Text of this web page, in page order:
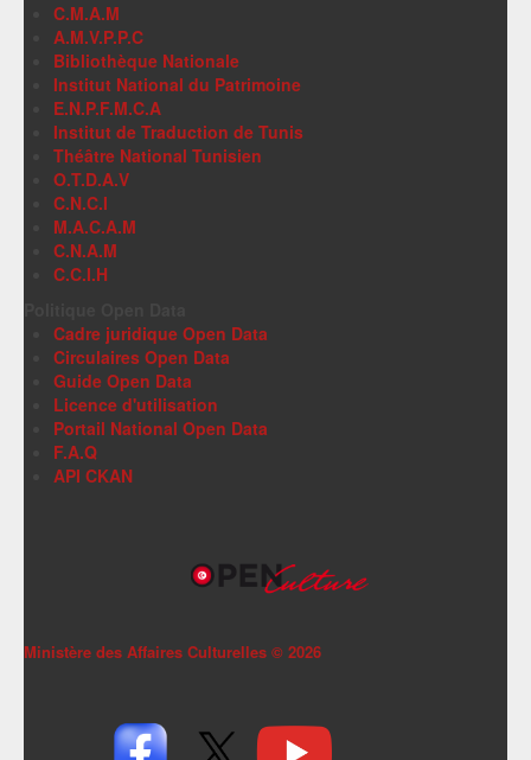
C.M.A.M
A.M.V.P.P.C
Bibliothèque Nationale
Institut National du Patrimoine
E.N.P.F.M.C.A
Institut de Traduction de Tunis
Théâtre National Tunisien
O.T.D.A.V
C.N.C.I
M.A.C.A.M
C.N.A.M
C.C.I.H
Cadre juridique Open Data
Circulaires Open Data
Guide Open Data
Licence d'utilisation
Portail National Open Data
F.A.Q
API CKAN
Ministère des Affaires Culturelles © 2026